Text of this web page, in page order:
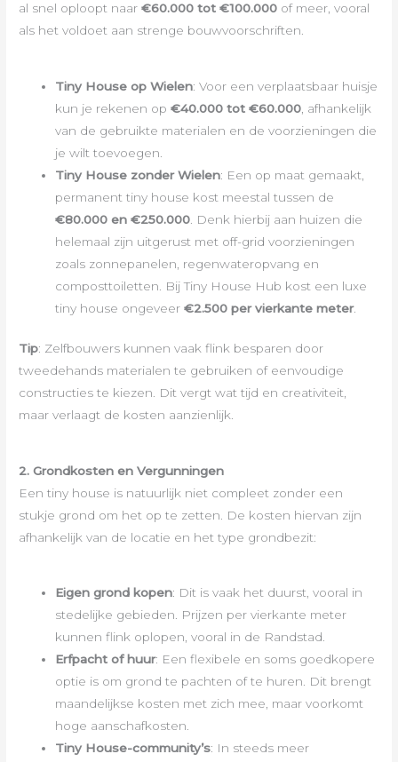
al snel oploopt naar€60.000 tot €100.000 of meer, vooral
als het voldoet aan strenge bouwvoorschriften.
Tiny House op Wielen: Voor een verplaatsbaar huisje
kun je rekenen op€40.000 tot €60.000 , afhankelijk
van de gebruikte materialen en de voorzieningen die
je wilt toevoegen.
Tiny House zonder Wielen: Een op maat gemaakt,
permanent tiny house kost meestal tussen de
€80.000 en €250.000 . Denk hierbij aan huizen die
helemaal zijn uitgerust met off-grid voorzieningen
zoals zonnepanelen, regenwateropvang en
composttoiletten. Bij Tiny House Hub kost een luxe
tiny house ongeveer€2.500 per vierkante meter.
Tip: Zelfbouwers kunnen vaak flink besparen door
tweedehands materialen te gebruiken of eenvoudige
constructies te kiezen. Dit vergt wat tijd en creativiteit,
maar verlaagt de kosten aanzienlijk.
2. Grondkosten en Vergunningen
Een tiny house is natuurlijk niet compleet zonder een
stukje grond om het op te zetten. De kosten hiervan zijn
afhankelijk van de locatie en het type grondbezit:
Eigen grond kopen: Dit is vaak het duurst, vooral in
stedelijke gebieden. Prijzen per vierkante meter
kunnen flink oplopen, vooral in de Randstad.
Erfpacht of huur: Een flexibele en soms goedkopere
optie is om grond te pachten of te huren. Dit brengt
maandelijkse kosten met zich mee, maar voorkomt
hoge aanschafkosten.
Tiny House-community’s: In steeds meer